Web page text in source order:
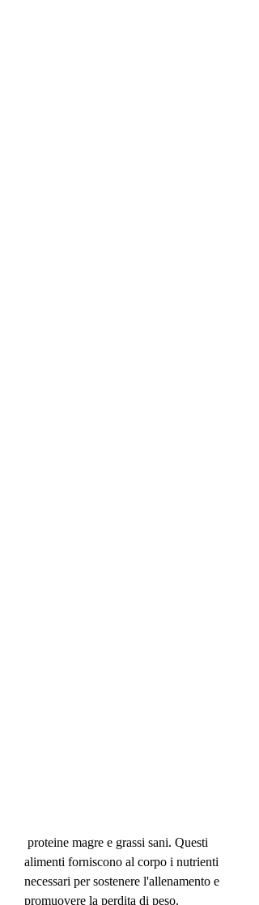
alimenti forniscono al corpo i nutrienti
necessari per sostenere l'allenamento e
promuovere la perdita di peso.